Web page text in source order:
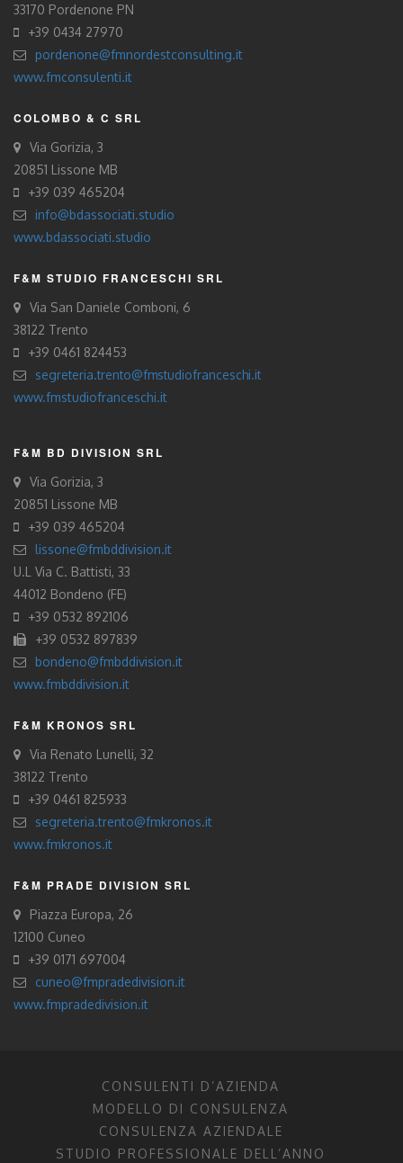
33170 Pordenone PN
+39 0434 27970
pordenone@fmnordestconsulting.it
www.fmconsulenti.it
COLOMBO & C SRL
Via Gorizia, 3
20851 Lissone MB
+39 039 465204
info@bdassociati.studio
www.bdassociati.studio
F&M STUDIO FRANCESCHI SRL
Via San Daniele Comboni, 6
38122 Trento
+39 0461 824453
segreteria.trento@fmstudiofranceschi.it
www.fmstudiofranceschi.it
F&M BD DIVISION SRL
Via Gorizia, 3
20851 Lissone MB
+39 039 465204
lissone@fmbddivision.it
U.L Via C. Battisti, 33
44012 Bondeno (FE)
+39 0532 892106
+39 0532 897839
bondeno@fmbddivision.it
www.fmbddivision.it
F&M KRONOS SRL
Via Renato Lunelli, 32
38122 Trento
+39 0461 825933
segreteria.trento@fmkronos.it
www.fmkronos.it
F&M PRADE DIVISION SRL
Piazza Europa, 26
12100 Cuneo
+39 0171 697004
cuneo@fmpradedivision.it
www.fmpradedivision.it
CONSULENTI D’AZIENDA
MODELLO DI CONSULENZA
CONSULENZA AZIENDALE
STUDIO PROFESSIONALE DELL’ANNO